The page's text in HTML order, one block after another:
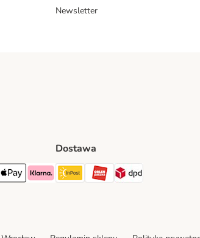
Newsletter
Method
Pay Payment Method
Klarna Payment Method
Method
Dostawa
Paczkomat® Shipping Method
ORLEN Paczka